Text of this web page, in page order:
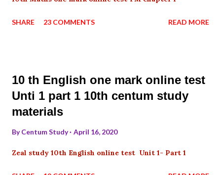
SHARE 23 COMMENTS READ MORE
10 th English one mark online test
Unti 1 part 1 10th centum study
materials
ByCentum Study April 16, 2020
Zeal study 10th English online test Unit 1- Part 1